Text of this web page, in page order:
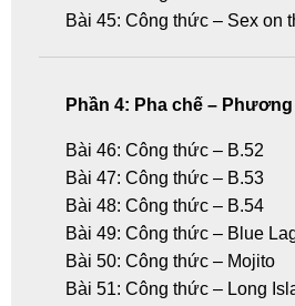
Bài 45: Công thức – Sex on
Phần 4: Pha chế –
Bài 46: Công thức – B.52
Bài 47: Công thức – B.53
Bài 48: Công thức – B.54
Bài 49: Công thức – Blue
Bài 50: Công thức – Mojito
Bài 51: Công thức – Long